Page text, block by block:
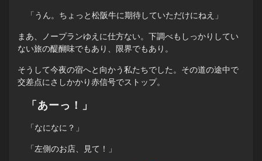
「うん。ちょっと松阪牛に期待していただけにねえ」
まあ、ノープランゆえに仕方ない。下調べもしっかりしてい
ない旅の醍醐味でもあり、限界でもあり。
そうして今夜の宿へと向かう私たちでした。その道の途中で
交差点にさしかかり赤信号でストップ。
「あーっ！」
「なになに？」
「左側のお店、見て！」